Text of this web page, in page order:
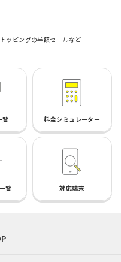
ッピングの半額セールなど
覧 料金シミュレーター
覧 対応端末